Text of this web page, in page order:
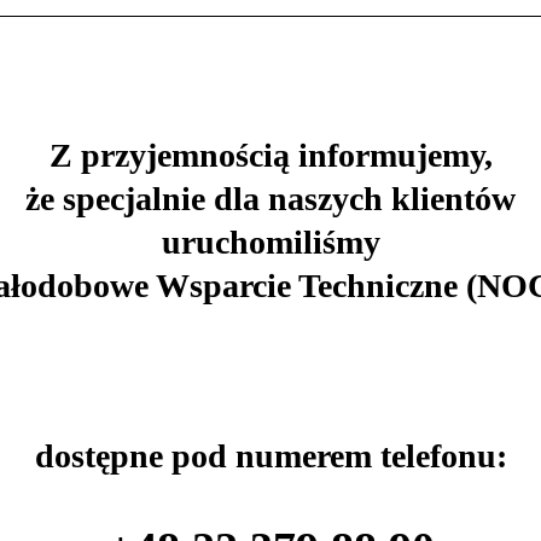
Z przyjemnością informujemy,
że specjalnie dla naszych klientów
uruchomiliśmy
Wsparcie Techniczne
dostępne pod numerem telefonu: